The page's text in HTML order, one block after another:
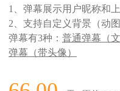
1、弹幕展示用户昵称和
2、支持自定义背景（动
弹幕有3种： 普通弹幕（文
弹幕（带头像）